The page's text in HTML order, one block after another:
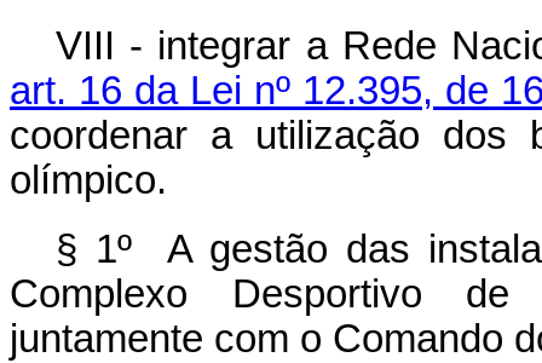
VIII - integrar a Rede
art. 16 da Lei nº 12.395, de
coordenar a utilização dos
olímpico.
§ 1º A gestão das
Complexo Desportivo
juntamente com o Comando